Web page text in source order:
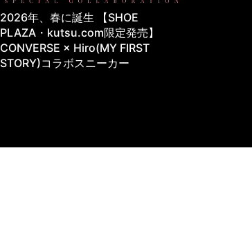
2026年、春に誕生 【SHOE
PLAZA・kutsu.com限定発売】
CONVERSE × Hiro(MY FIRST
STORY)コラボスニーカー